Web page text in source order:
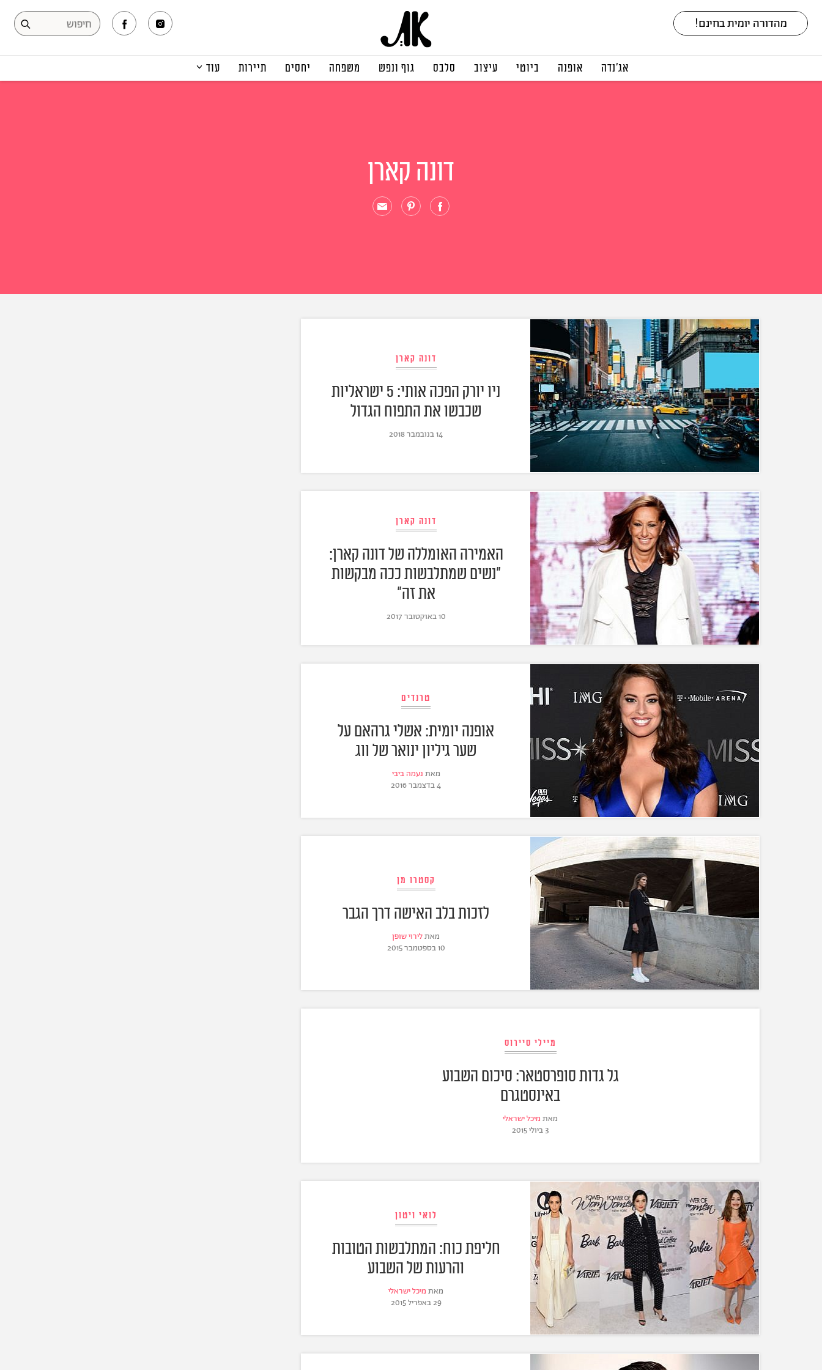
אג׳נדה אופנה ביוטי עיצוב סלבס גוף ונפש משפחה יחסים תיירות עוד
דונה קארן
דונה קארן
ניו יורק הפכה אותי: 5 ישראליות
שכבשו את התפוח הגדול
14 בנובמבר 2018
דונה קארן
האמירה האומללה של דונה קארן:
"נשים שמתלבשות ככה מבקשות
את זה"
10 באוקטובר 2017
טרנדים
אופנה יומית: אשלי גרהאם על
שער גיליון ינואר של ווג
מאת נעמה ביבי
4 בדצמבר 2016
קסטרו מן
לזכות בלב האישה דרך הגבר
מאתלירוי שופן
10 בספטמבר 2015
מיילי סיירוס
גל גדות סופרסטאר: סיכום השבוע
באינסטגרם
מאת מיכל ישראלי
3 ביולי 2015
לואי ויטון
חליפת כוח: המתלבשות הטובות
והרעות של השבוע
מאת מיכל ישראלי
29 באפריל 2015